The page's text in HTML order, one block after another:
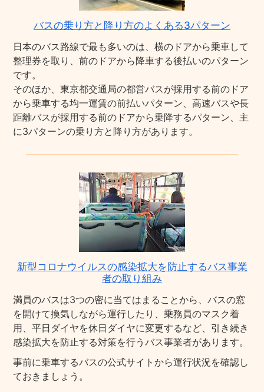
バスの乗り方と降り方のよくある3パターン
日本のバス路線で最も多いのは、横のドアから乗車して
整理券を取り、前のドアから降車する後払いのパターン
です。
そのほか、東京都交通局の都営バスが採用する前のドア
から乗車する均一運賃の前払いパターン、高速バスや長
距離バスが採用する前のドアから乗降するパターン、主
に3パターンの乗り方と降り方があります。
新型コロナウイルスの感染拡大を防止するバス事業
者の取り組み
満員のバスは3つの密に当てはまることから、バスの窓
を開けて換気しながら運行したり、乗務員のマスク着
用、平日ダイヤを休日ダイヤに変更するなど、引き続き
感染拡大を防止する対策を行うバス事業者があります。
事前に乗車するバスの公式サイトから運行状況を確認し
ておきましょう。